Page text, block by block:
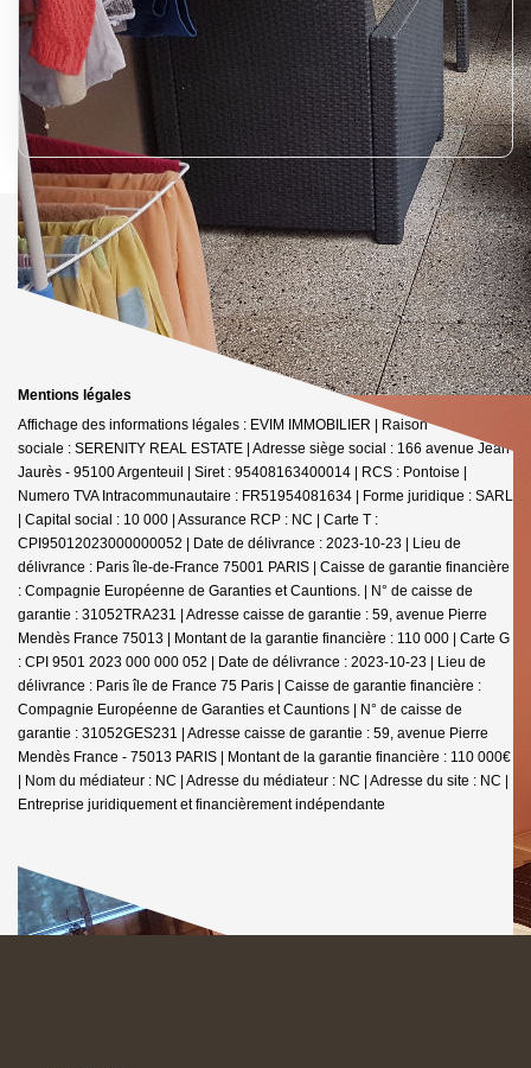
Mentions légales
Affichage des informations légales : EVIM IMMOBILIER | Raison
sociale : SERENITY REAL ESTATE | Adresse siège social : 166 avenue Jean
Jaurès - 95100 Argenteuil | Siret : 95408163400014 | RCS : Pontoise |
Numero TVA Intracommunautaire : FR51954081634 | Forme juridique : SARL
| Capital social : 10 000 | Assurance RCP : NC | Carte T :
CPI95012023000000052 | Date de délivrance : 2023-10-23 | Lieu de
délivrance : Paris île-de-France 75001 PARIS | Caisse de garantie financière
: Compagnie Européenne de Garanties et Cauntions. | N° de caisse de
garantie : 31052TRA231 | Adresse caisse de garantie : 59, avenue Pierre
Mendès France 75013 | Montant de la garantie financière : 110 000 | Carte G
: CPI 9501 2023 000 000 052 | Date de délivrance : 2023-10-23 | Lieu de
délivrance : Paris île de France 75 Paris | Caisse de garantie financière :
Compagnie Européenne de Garanties et Cauntions | N° de caisse de
garantie : 31052GES231 | Adresse caisse de garantie : 59, avenue Pierre
Mendès France - 75013 PARIS | Montant de la garantie financière : 110 000€
| Nom du médiateur : NC | Adresse du médiateur : NC | Adresse du site : NC |
Entreprise juridiquement et financièrement indépendante